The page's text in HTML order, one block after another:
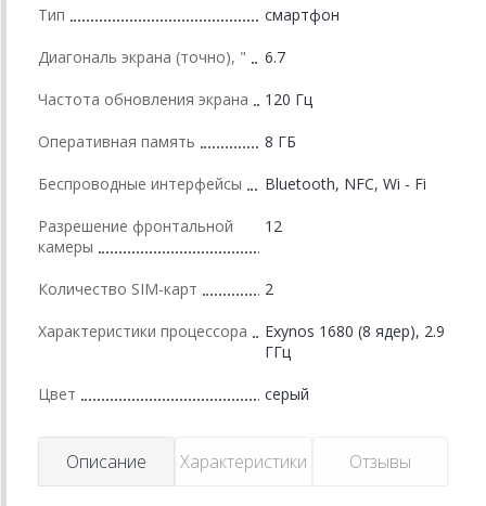
Тип смартфон
Диагональ экрана (точно), " 6.7
Частота обновления экрана 120 Гц
Оперативная память 8 ГБ
Беспроводные интерфейсы Bluetooth, NFC, Wi - Fi
Разрешение фронтальной
камеры
12
Количество SIM-карт 2
Характеристики процессора
Exynos 1680 (8 ядер), 2.9
ГГц
Цвет серый
Описание Характеристики Отзывы